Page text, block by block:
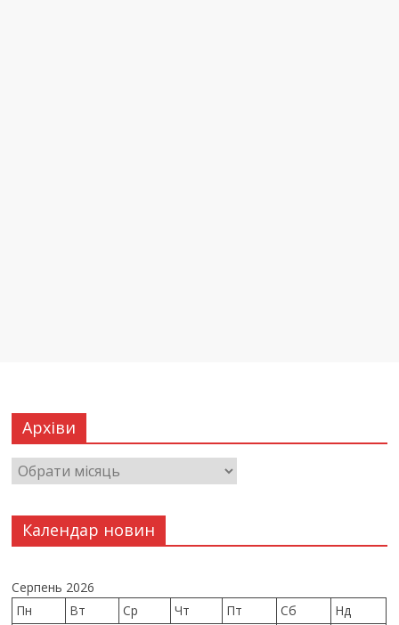
Архіви
Календар новин
Серпень 2026
Пн
Вт Ср Чт Пт Сб
Нд